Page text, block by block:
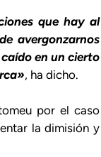
que hay al
avergonzarnos
en un cierto
, ha dicho.
por el caso
la dimisión y